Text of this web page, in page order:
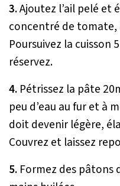
3.Ajoutez l’ail pelé et
concentré de tomate,
Poursuivez la cuisson
réservez.
4. Pétrissez la pâte
peu d’eau au fur et à
doit devenir légère,
Couvrez et laissez
5. Formez des pâtons